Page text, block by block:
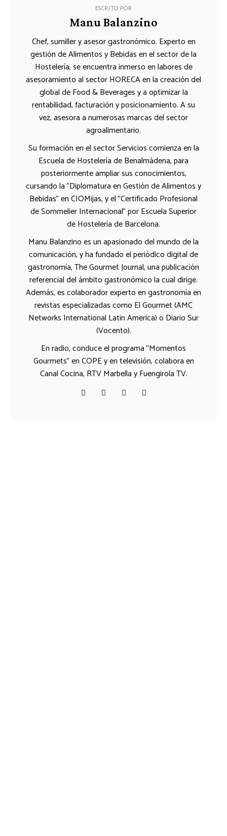
ESCRITO POR
Manu Balanzino
Chef, sumiller y asesor gastronómico. Experto en
gestión de Alimentos y Bebidas en el sector de la
Hostelería, se encuentra inmerso en labores de
asesoramiento al sector HORECA en la creación del
global de Food & Beverages y a optimizar la
rentabilidad, facturación y posicionamiento. A su
vez, asesora a numerosas marcas del sector
agroalimentario.
Su formación en el sector Servicios comienza en la
Escuela de Hostelería de Benalmádena, para
posteriormente ampliar sus conocimientos,
cursando la "Diplomatura en Gestión de Alimentos y
Bebidas" en CIOMijas, y el "Certificado Profesional
de Sommelier Internacional" por Escuela Superior
de Hostelería de Barcelona.
Manu Balanzino es un apasionado del mundo de la
comunicación, y ha fundado el periódico digital de
gastronomía, The Gourmet Journal, una publicación
referencial del ámbito gastronómico la cual dirige.
Además, es colaborador experto en gastronomía en
revistas especializadas como El Gourmet (AMC
Networks International Latin America) o Diario Sur
(Vocento).
En radio, conduce el programa "Momentos
Gourmets" en COPE y en televisión, colabora en
Canal Cocina, RTV Marbella y Fuengirola TV.